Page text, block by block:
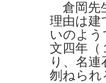
倉岡先
理由は建
いのよ
文四年（
り、名
刎ねられ